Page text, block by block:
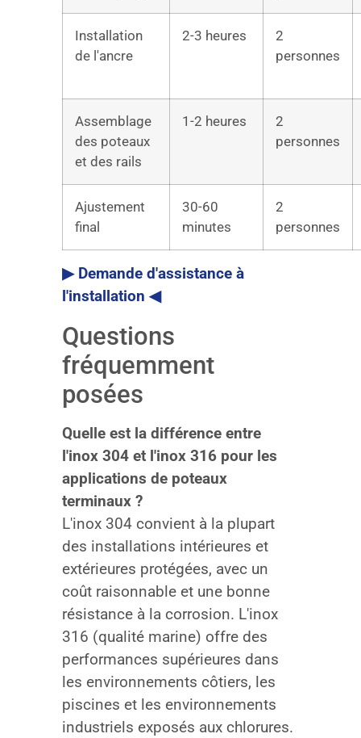
Installation
de l'ancre
2-3 heures
2
personnes
Assemblage
des poteaux
et des rails
1-2 heures
2
personnes
Ajustement
final
30-60
minutes
2
personnes
▶ Demande d'assistance à
l'installation ◀
Questions
fréquemment
posées
Quelle est la différence entre
l'inox 304 et l'inox 316 pour les
applications de poteaux
terminaux ?
L'inox 304 convient à la plupart
des installations intérieures et
extérieures protégées, avec un
coût raisonnable et une bonne
résistance à la corrosion. L'inox
316 (qualité marine) offre des
performances supérieures dans
les environnements côtiers, les
piscines et les environnements
industriels exposés aux chlorures.